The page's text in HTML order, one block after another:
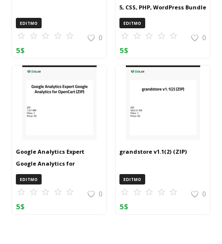
EDITMO
0
5$
5, CSS, PHP, WordPress Bundle
20240917T145511Z 001 (ZIP)
EDITMO
0
5$
Google Analytics Expert
Google Analytics for
OpenCart (ZIP)
EDITMO
0
5$
grandstore v1.1(2) (ZIP)
EDITMO
0
5$